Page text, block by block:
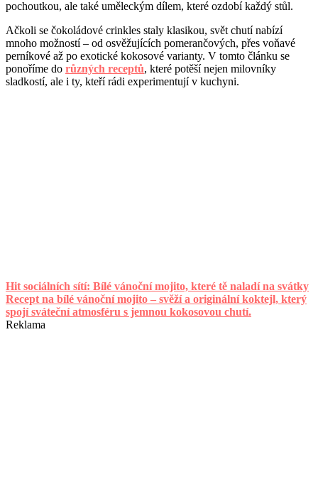
pochoutkou, ale také uměleckým dílem, které ozdobí každý stůl.
Ačkoli se čokoládové crinkles staly klasikou, svět chutí nabízí
mnoho možností – od osvěžujících pomerančových, přes voňavé
perníkové až po exotické kokosové varianty. V tomto článku se
ponoříme do různých receptů, které potěší nejen milovníky
sladkostí, ale i ty, kteří rádi experimentují v kuchyni.
Hit sociálních sítí: Bílé vánoční mojito, které tě naladí na svátky
Recept na bílé vánoční mojito – svěží a originální koktejl, který
spojí sváteční atmosféru s jemnou kokosovou chutí.
Reklama